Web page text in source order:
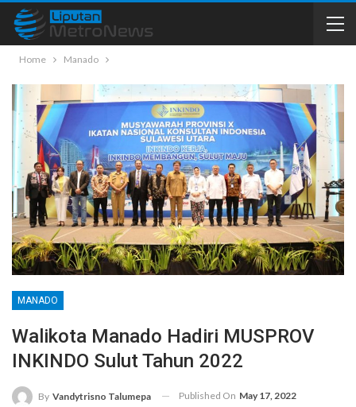
Home Manado
MANADO
Walikota Manado Hadiri MUSPROV
INKINDO Sulut Tahun 2022
By Vandytrisno Talumepa Published On May 17, 2022